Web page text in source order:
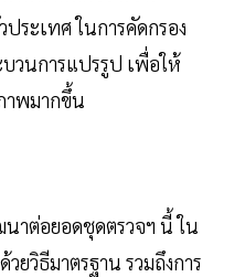
ระเทศ ในการคัดกรอง
วนการแปรรูป เพื่อให้
พมากขึ้น
าต่อยอดชุดตรวจฯ นี้ ใน
ยวิธีมาตรฐาน รวมถึงการ